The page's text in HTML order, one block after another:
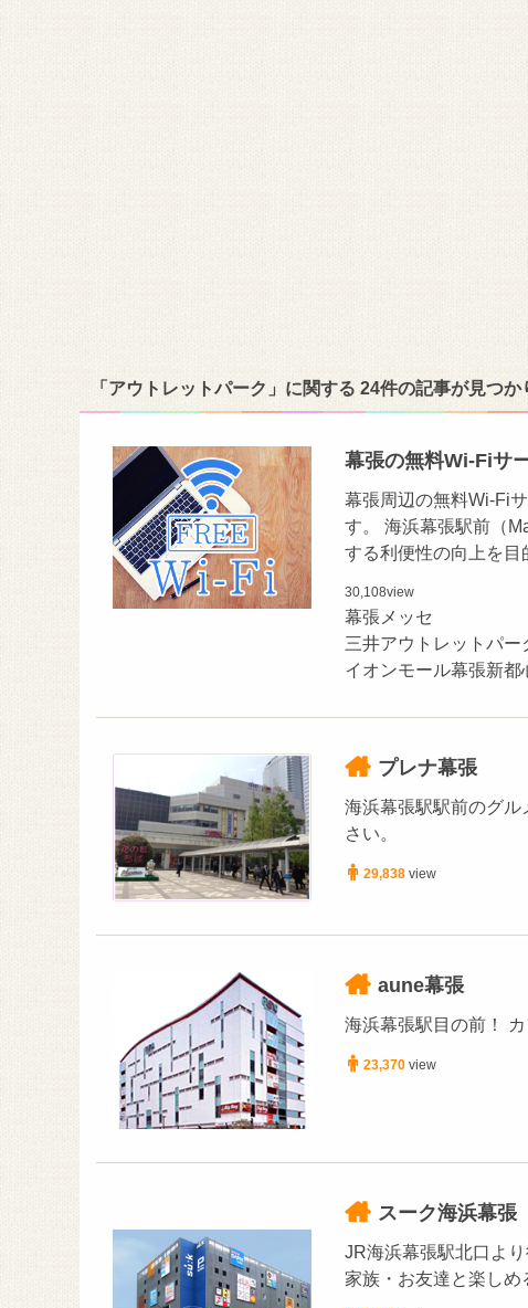
「アウトレットパーク」に関する 24件の記事が見つか
幕張の無料Wi-Fiサ
幕張周辺の無料Wi-Fi
す。 海浜幕張駅前（
する利便性の向上を
30,108view
幕張メッセ
三井アウトレットパー
イオンモール幕張新都
プレナ幕張
海浜幕張駅駅前のグ
さい。
29,838 view
aune幕張
海浜幕張駅目の前！
23,370 view
スーク海浜幕張
JR海浜幕張駅北口よ
家族・お友達と楽しめ